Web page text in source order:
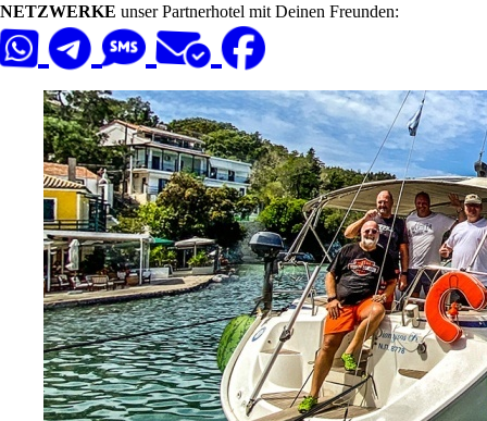
NETZWERKE unser Partnerhotel mit Deinen Freunden: